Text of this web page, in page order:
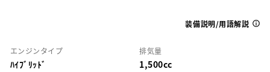
装備説明/用語解説
エンジンタイプ
ﾊｲﾌﾞﾘｯﾄﾞ
排気量
1,500cc